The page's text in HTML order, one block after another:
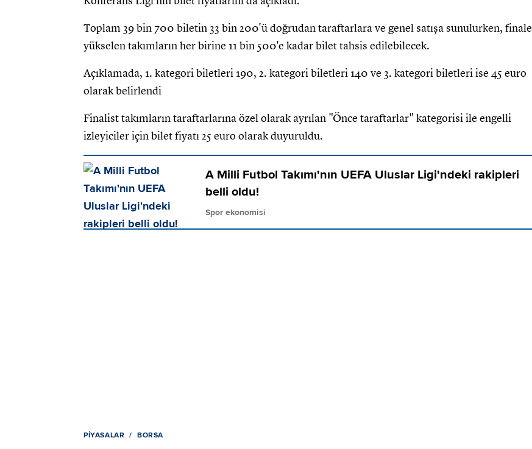
Toplam 39 bin 700 biletin 33 bin 200'ü doğrudan taraftarlara ve genel satışa sunulurken, finale
yükselen takımların her birine 11 bin 500'e kadar bilet tahsis edilebilecek.
Açıklamada, 1. kategori biletleri 190, 2. kategori biletleri 140 ve 3. kategori biletleri ise 45 euro
olarak belirlendi
Finalist takımların taraftarlarına özel olarak ayrılan "Önce taraftarlar" kategorisi ile engelli
izleyiciler için bilet fiyatı 25 euro olarak duyuruldu.
A Milli Futbol Takımı'nın UEFA Uluslar Ligi'ndeki rakipleri
belli oldu!
Spor ekonomisi
PIYASALAR BORSA